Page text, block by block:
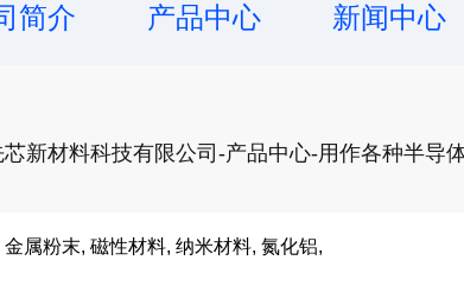
简介 产品中心 新闻中心
新材料科技有限公司-产品中心-用作各种半导
金属粉末, 磁性材料, 纳米材料, 氮化铝,